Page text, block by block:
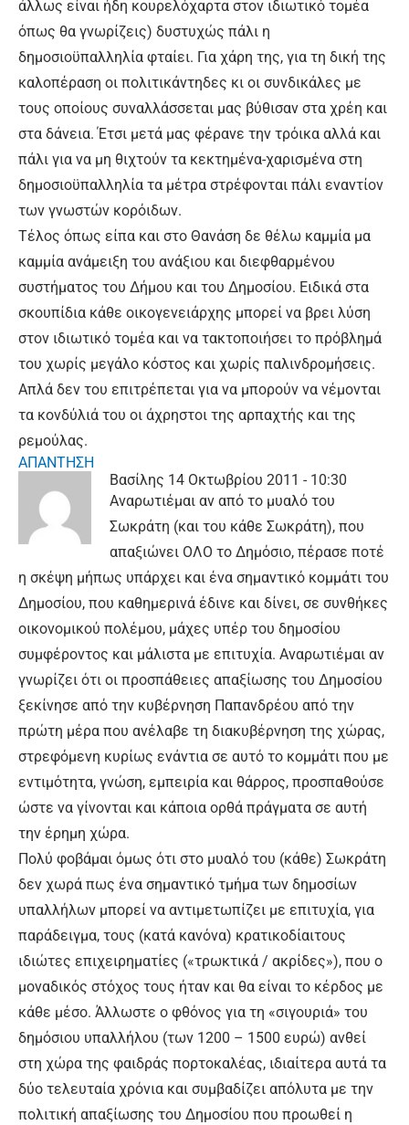
άλλως είναι ήδη κουρελόχαρτα στον ιδιωτικό τομέα
όπως θα γνωρίζεις) δυστυχώς πάλι η
δημοσιοϋπαλληλία φταίει. Για χάρη της, για τη δική της
καλοπέραση οι πολιτικάντηδες κι οι συνδικάλες με
τους οποίους συναλλάσσεται μας βύθισαν στα χρέη και
στα δάνεια. Έτσι μετά μας φέρανε την τρόικα αλλά και
πάλι για να μη θιχτούν τα κεκτημένα-χαρισμένα στη
δημοσιοϋπαλληλία τα μέτρα στρέφονται πάλι εναντίον
των γνωστών κορόιδων.
Τέλος όπως είπα και στο Θανάση δε θέλω καμμία μα
καμμία ανάμειξη του ανάξιου και διεφθαρμένου
συστήματος του Δήμου και του Δημοσίου. Ειδικά στα
σκουπίδια κάθε οικογενειάρχης μπορεί να βρει λύση
στον ιδιωτικό τομέα και να τακτοποιήσει το πρόβλημά
του χωρίς μεγάλο κόστος και χωρίς παλινδρομήσεις.
Απλά δεν του επιτρέπεται για να μπορούν να νέμονται
τα κονδύλιά του οι άχρηστοι της αρπαχτής και της
ρεμούλας.
ΑΠΑΝΤΗΣΗ
Βασίλης 14 Οκτωβρίου 2011 - 10:30
Αναρωτιέμαι αν από το μυαλό του
Σωκράτη (και του κάθε Σωκράτη), που
απαξιώνει ΟΛΟ το Δημόσιο, πέρασε ποτέ
η σκέψη μήπως υπάρχει και ένα σημαντικό κομμάτι του
Δημοσίου, που καθημερινά έδινε και δίνει, σε συνθήκες
οικονομικού πολέμου, μάχες υπέρ του δημοσίου
συμφέροντος και μάλιστα με επιτυχία. Αναρωτιέμαι αν
γνωρίζει ότι οι προσπάθειες απαξίωσης του Δημοσίου
ξεκίνησε από την κυβέρνηση Παπανδρέου από την
πρώτη μέρα που ανέλαβε τη διακυβέρνηση της χώρας,
στρεφόμενη κυρίως ενάντια σε αυτό το κομμάτι που με
εντιμότητα, γνώση, εμπειρία και θάρρος, προσπαθούσε
ώστε να γίνονται και κάποια ορθά πράγματα σε αυτή
την έρημη χώρα.
Πολύ φοβάμαι όμως ότι στο μυαλό του (κάθε) Σωκράτη
δεν χωρά πως ένα σημαντικό τμήμα των δημοσίων
υπαλλήλων μπορεί να αντιμετωπίζει με επιτυχία, για
παράδειγμα, τους (κατά κανόνα) κρατικοδίαιτους
ιδιώτες επιχειρηματίες («τρωκτικά / ακρίδες»), που ο
μοναδικός στόχος τους ήταν και θα είναι το κέρδος με
κάθε μέσο. Άλλωστε ο φθόνος για τη «σιγουριά» του
δημόσιου υπαλλήλου (των 1200 – 1500 ευρώ) ανθεί
στη χώρα της φαιδράς πορτοκαλέας, ιδιαίτερα αυτά τα
δύο τελευταία χρόνια και συμβαδίζει απόλυτα με την
πολιτική απαξίωσης του Δημοσίου που προωθεί η